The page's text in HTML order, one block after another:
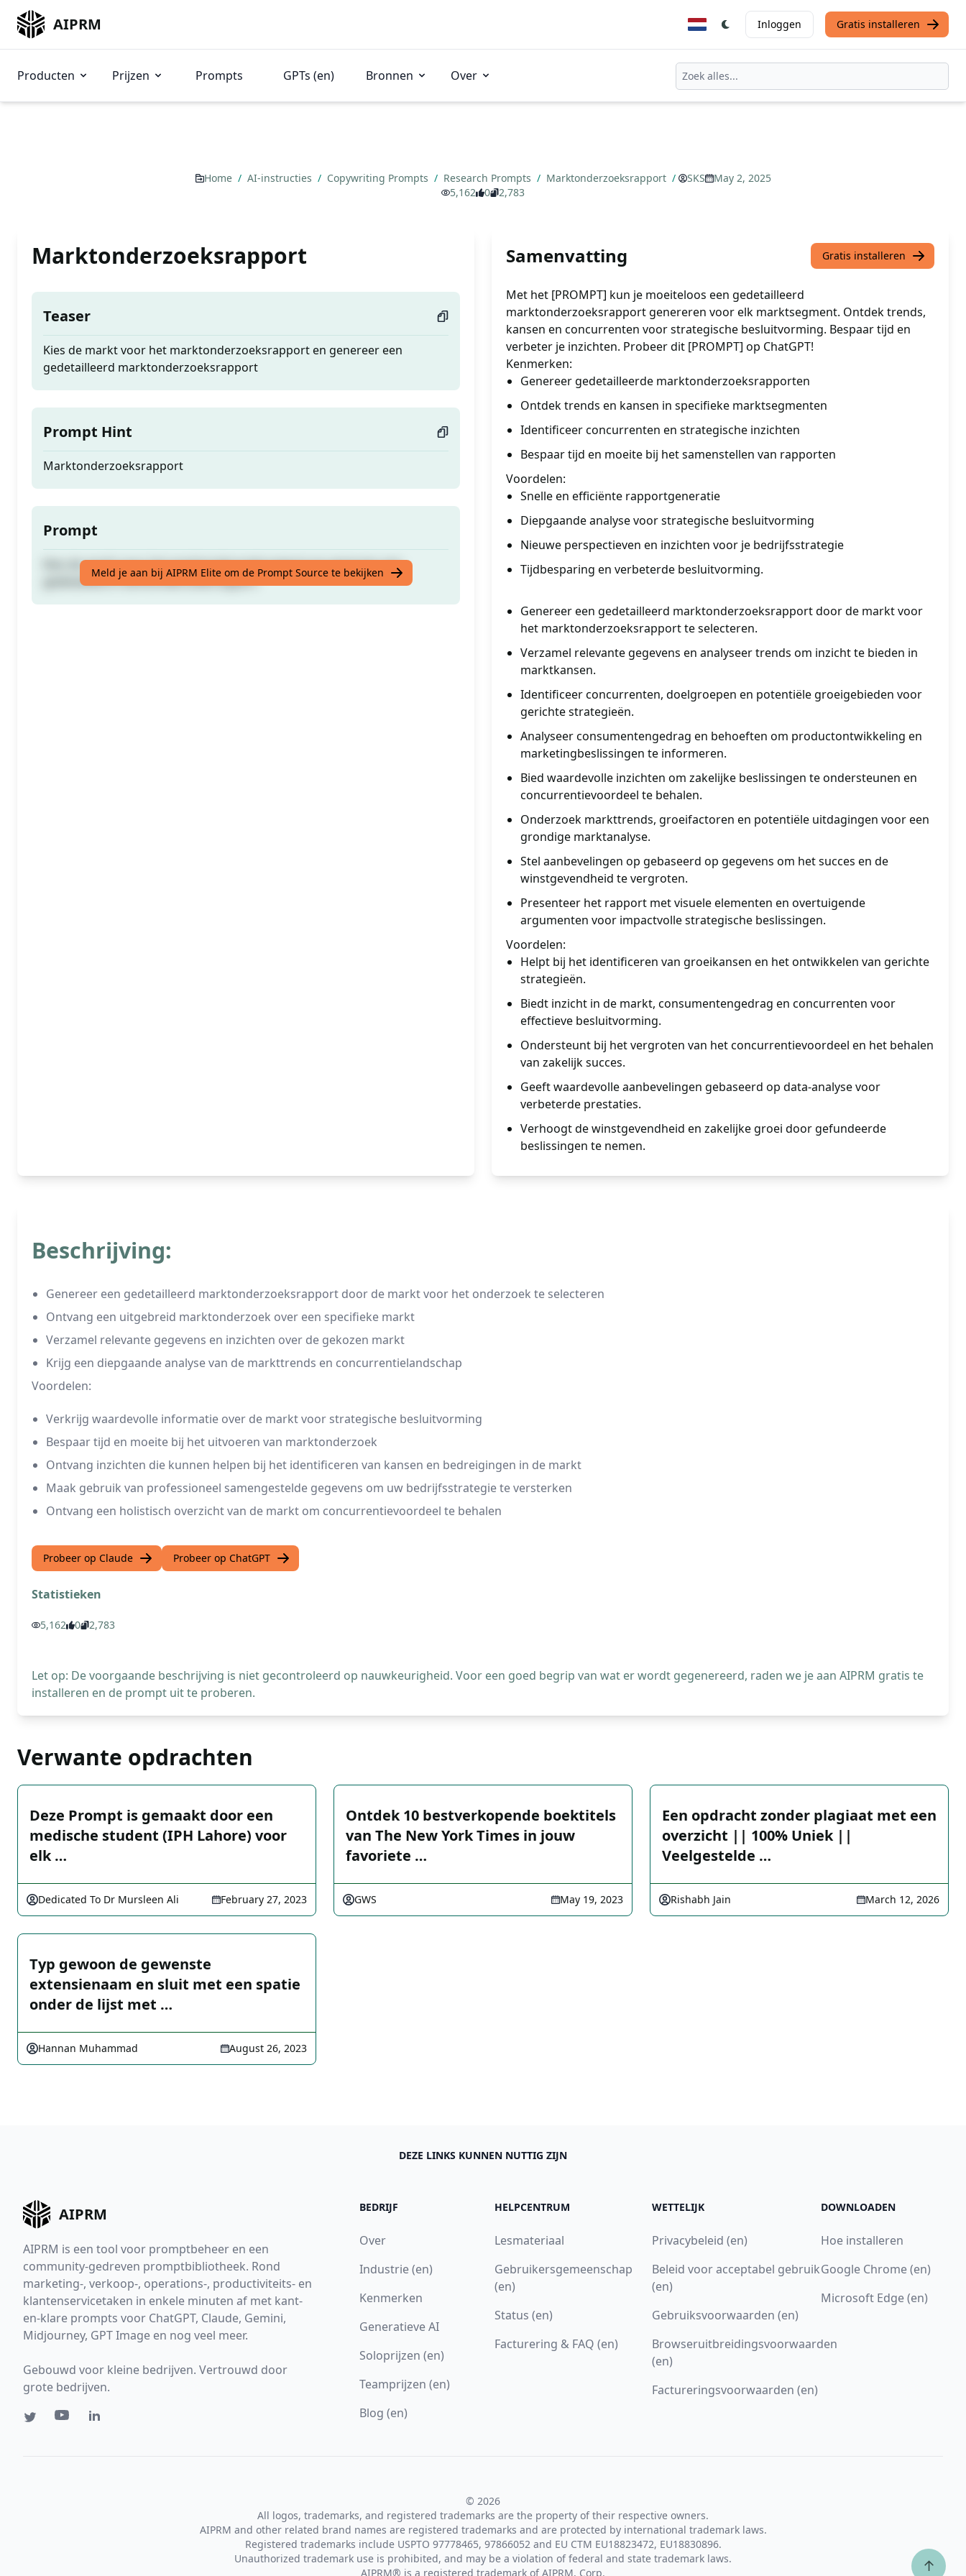
AIPRM Inloggen Gratis installeren
Producten Prijzen Prompts GPTs (en) Bronnen Over
Home / AI-instructies / Copywriting Prompts / Research Prompts / Marktonderzoeksrapport / SKS
May 2, 2025
5,162
0 2,783
Marktonderzoeksrapport
Teaser
Kies de markt voor het marktonderzoeksrapport en genereer een
gedetailleerd marktonderzoeksrapport
Prompt Hint
Marktonderzoeksrapport
Prompt
Kies de markt voor het marktonderzoeksrapport en genereer een
gedetailleerd marktonderzoeksrapport
Meld je aan bij AIPRM Elite om de Prompt Source te bekijken
Samenvatting Gratis installeren
Met het [PROMPT] kun je moeiteloos een gedetailleerd
marktonderzoeksrapport genereren voor elk marktsegment. Ontdek trends,
kansen en concurrenten voor strategische besluitvorming. Bespaar tijd en
verbeter je inzichten. Probeer dit [PROMPT] op ChatGPT!
Kenmerken:
Genereer gedetailleerde marktonderzoeksrapporten
Ontdek trends en kansen in specifieke marktsegmenten
Identificeer concurrenten en strategische inzichten
Bespaar tijd en moeite bij het samenstellen van rapporten
Voordelen:
Snelle en efficiënte rapportgeneratie
Diepgaande analyse voor strategische besluitvorming
Nieuwe perspectieven en inzichten voor je bedrijfsstrategie
Tijdbesparing en verbeterde besluitvorming.
Genereer een gedetailleerd marktonderzoeksrapport door de markt voor
het marktonderzoeksrapport te selecteren.
Verzamel relevante gegevens en analyseer trends om inzicht te bieden in
marktkansen.
Identificeer concurrenten, doelgroepen en potentiële groeigebieden voor
gerichte strategieën.
Analyseer consumentengedrag en behoeften om productontwikkeling en
marketingbeslissingen te informeren.
Bied waardevolle inzichten om zakelijke beslissingen te ondersteunen en
concurrentievoordeel te behalen.
Onderzoek markttrends, groeifactoren en potentiële uitdagingen voor een
grondige marktanalyse.
Stel aanbevelingen op gebaseerd op gegevens om het succes en de
winstgevendheid te vergroten.
Presenteer het rapport met visuele elementen en overtuigende
argumenten voor impactvolle strategische beslissingen.
Voordelen:
Helpt bij het identificeren van groeikansen en het ontwikkelen van gerichte
strategieën.
Biedt inzicht in de markt, consumentengedrag en concurrenten voor
effectieve besluitvorming.
Ondersteunt bij het vergroten van het concurrentievoordeel en het behalen
van zakelijk succes.
Geeft waardevolle aanbevelingen gebaseerd op data-analyse voor
verbeterde prestaties.
Verhoogt de winstgevendheid en zakelijke groei door gefundeerde
beslissingen te nemen.
Beschrijving:
Genereer een gedetailleerd marktonderzoeksrapport door de markt voor het onderzoek te selecteren
Ontvang een uitgebreid marktonderzoek over een specifieke markt
Verzamel relevante gegevens en inzichten over de gekozen markt
Krijg een diepgaande analyse van de markttrends en concurrentielandschap
Voordelen:
Verkrijg waardevolle informatie over de markt voor strategische besluitvorming
Bespaar tijd en moeite bij het uitvoeren van marktonderzoek
Ontvang inzichten die kunnen helpen bij het identificeren van kansen en bedreigingen in de markt
Maak gebruik van professioneel samengestelde gegevens om uw bedrijfsstrategie te versterken
Ontvang een holistisch overzicht van de markt om concurrentievoordeel te behalen
Probeer op Claude Probeer op ChatGPT
Statistieken
5,162 0 2,783
Let op: De voorgaande beschrijving is niet gecontroleerd op nauwkeurigheid. Voor een goed begrip van wat er wordt gegenereerd, raden we je aan AIPRM gratis te
installeren en de prompt uit te proberen.
Verwante opdrachten
Deze Prompt is gemaakt door een
medische student (IPH Lahore) voor
elk …
Dedicated To Dr Mursleen Ali February 27, 2023
Ontdek 10 bestverkopende boektitels
van The New York Times in jouw
favoriete …
GWS May 19, 2023
Een opdracht zonder plagiaat met een
overzicht || 100% Uniek ||
Veelgestelde …
Rishabh Jain March 12, 2026
Typ gewoon de gewenste
extensienaam en sluit met een spatie
onder de lijst met …
Hannan Muhammad August 26, 2023
DEZE LINKS KUNNEN NUTTIG ZIJN
AIPRM
AIPRM is een tool voor promptbeheer en een
community-gedreven promptbibliotheek. Rond
marketing-, verkoop-, operations-, productiviteits- en
klantenservicetaken in enkele minuten af met kant-
en-klare prompts voor ChatGPT, Claude, Gemini,
Midjourney, GPT Image en nog veel meer.
Gebouwd voor kleine bedrijven. Vertrouwd door
grote bedrijven.
BEDRIJF
Over
Industrie (en)
Kenmerken
Generatieve AI
Soloprijzen (en)
Teamprijzen (en)
Blog (en)
HELPCENTRUM
Lesmateriaal
Gebruikersgemeenschap
(en)
Status (en)
Facturering & FAQ (en)
WETTELIJK
Privacybeleid (en)
Beleid voor acceptabel gebruik
(en)
Gebruiksvoorwaarden (en)
Browseruitbreidingsvoorwaarden
(en)
Factureringsvoorwaarden (en)
DOWNLOADEN
Hoe installeren
Google Chrome (en)
Microsoft Edge (en)
© 2026
All logos, trademarks, and registered trademarks are the property of their respective owners.
AIPRM and other related brand names are registered trademarks and are protected by international trademark laws.
Registered trademarks include USPTO 97778465, 97866052 and EU CTM EU18823472, EU18830896.
Unauthorized trademark use is prohibited, and may be a violation of federal and state trademark laws.
AIPRM® is a registered trademark of AIPRM, Corp.
↑